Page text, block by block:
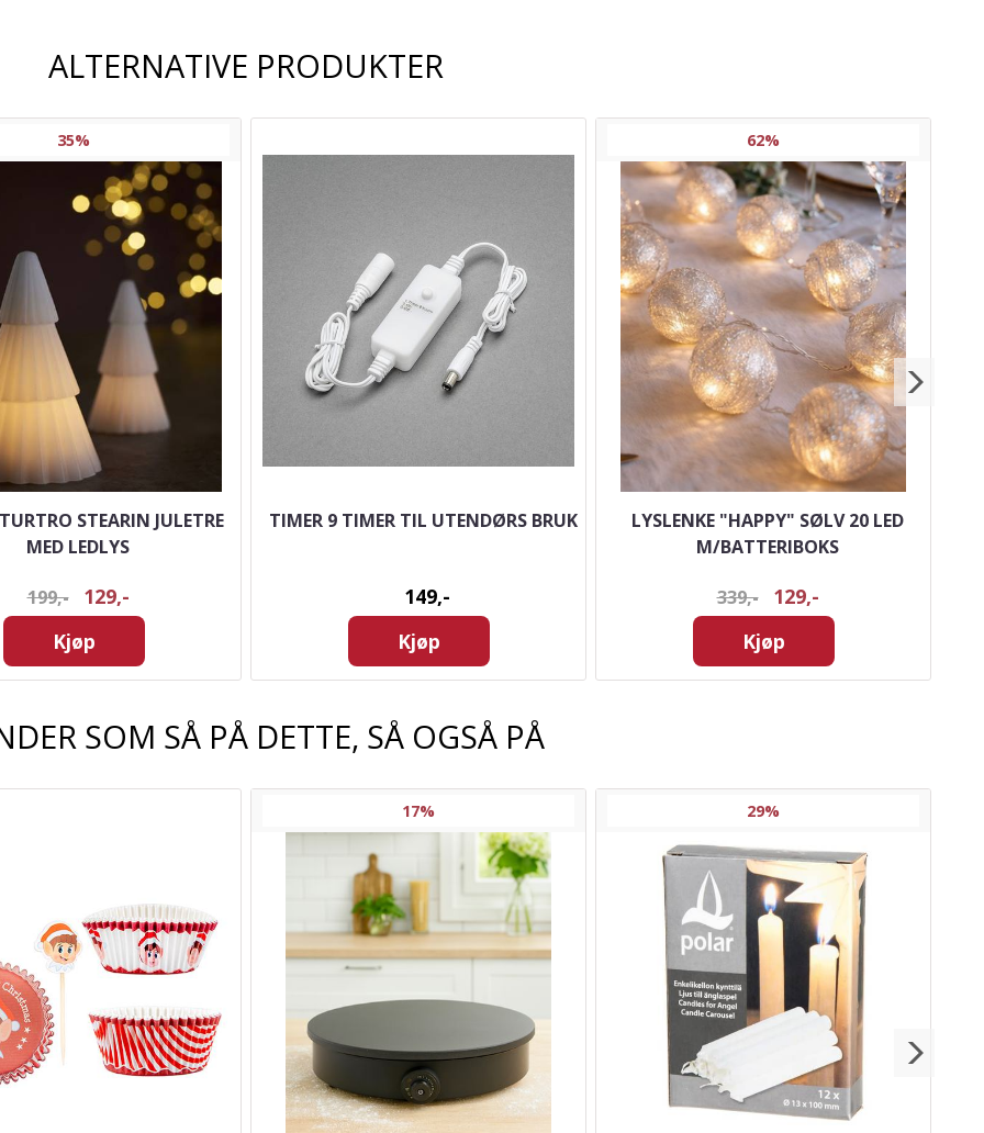
ALTERNATIVE PRODUKTER
35%
STEARIN JULETRE
MED LEDLYS
199,-
129,-
Kjøp
TIMER 9 TIMER TIL UTENDØRS BRUK
149,-
Kjøp
62%
LYSLENKE "HAPPY" SØLV 20 LED
M/BATTERIBOKS
339,-
129,-
Kjøp
SOM SÅ PÅ DETTE, SÅ OGSÅ PÅ
17% 29%